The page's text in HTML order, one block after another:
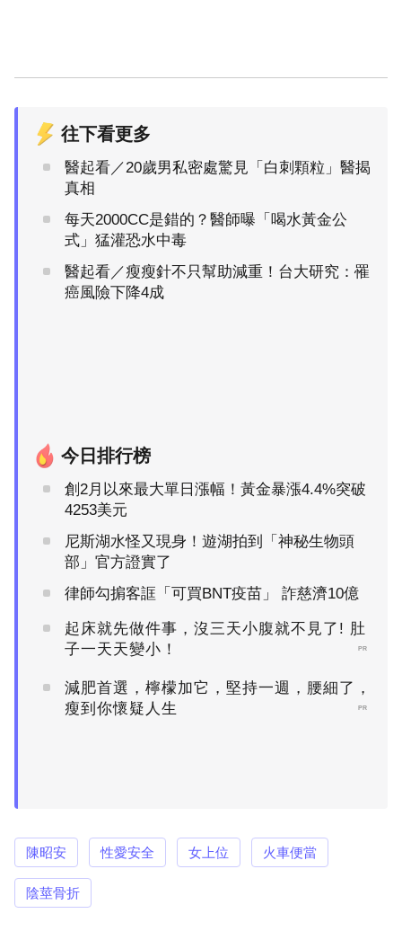
往下看更多
醫起看／20歲男私密處驚見「白刺顆粒」醫揭
真相
每天2000CC是錯的？醫師曝「喝水黃金公
式」猛灌恐水中毒
醫起看／瘦瘦針不只幫助減重！台大研究：罹
癌風險下降4成
今日排行榜
創2月以來最大單日漲幅！黃金暴漲4.4%突破
4253美元
尼斯湖水怪又現身！遊湖拍到「神秘生物頭
部」官方證實了
律師勾掮客誆「可買BNT疫苗」 詐慈濟10億
起床就先做件事，沒三天小腹就不見了! 肚
子一天天變小！
PR
減肥首選，檸檬加它，堅持一週，腰細了，
瘦到你懷疑人生
PR
陳昭安 性愛安全 女上位 火車便當
陰莖骨折